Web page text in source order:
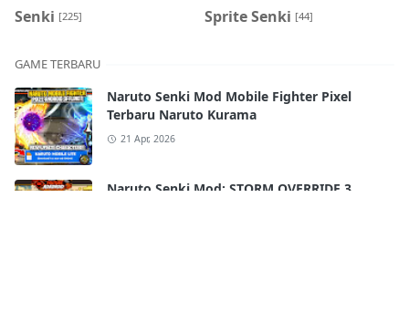
Senki [225] Sprite Senki [44]
GAME TERBARU
Naruto Senki Mod Mobile Fighter Pixel
Terbaru Naruto Kurama
21 Apr, 2026
Naruto Senki Mod: STORM OVERRIDE 3